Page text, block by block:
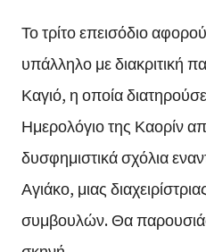
Το τρίτο επεισόδιο
υπάλληλο με διακριτική
Καγιό, η οποία
Ημερολόγιο της Καορίν
δυσφημιστικά σχόλια
Αγιάκο, μιας
συμβουλών. Θα